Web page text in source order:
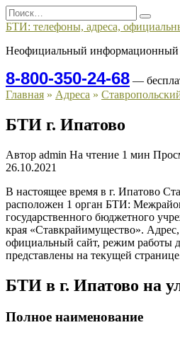
Перейти
к
содержанию
Search
for:
БТИ: телефоны, адреса,
Неофициальный информационный
8-800-350-24-68 —
Главная » Адреса »
БТИ г. Ипатово
Автор admin На чтение 1 мин
26.10.2021
В настоящее время в г. Ипатово
расположен 1 орган БТИ:
государственного бюджетного
края «Ставкрайимущество».
официальный сайт, режим работы
представлены на текущей
БТИ в г. Ипатово на
Полное наименование